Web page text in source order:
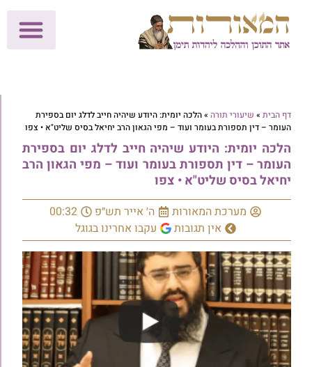
דף הבית » שיעורי תורה »הלכה יומית: היודע שיהיה חייב לדלג יום בספירת
העומר – דין תספורת בעומר ועוד – מפי הגאון הרב יחיאל בסיס שליט"א • צפו
הלכה יומית: היודע שיהיה חייב לדלג יום בספירת
העומר – דין תספורת בעומר ועוד – מפי הגאון הרב
יחיאל בסיס שליט"א • צפו
מערכת המאורות ה׳ אייר תש״פ
00:32
אין תגובות
עקבו אחרינו בגוגל